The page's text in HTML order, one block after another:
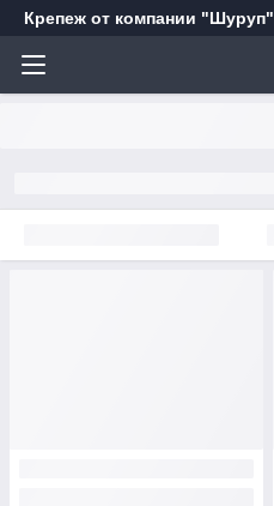
Крепеж от компании "Шуруп"